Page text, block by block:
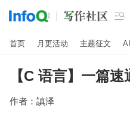

首页 月更活动 主题征文 AI
【C 语言】一篇
作者： 謓泽